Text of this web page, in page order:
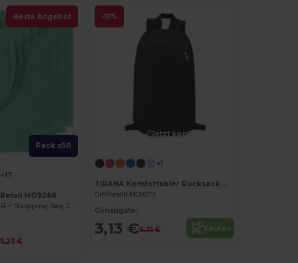
Beste Angebot
Pack x50
+17
MO9268
COTTONEL COLOUR + Shopping Bag Cotton 140g/m²
€
-51%
Jetzt konfigurieren!
+1
TIRANA Komfortabler Rucksack mit Fronttasche und Polsterung
GiftRetail MO9577
Günstigste:
3,13 €6,31 € Kaufen